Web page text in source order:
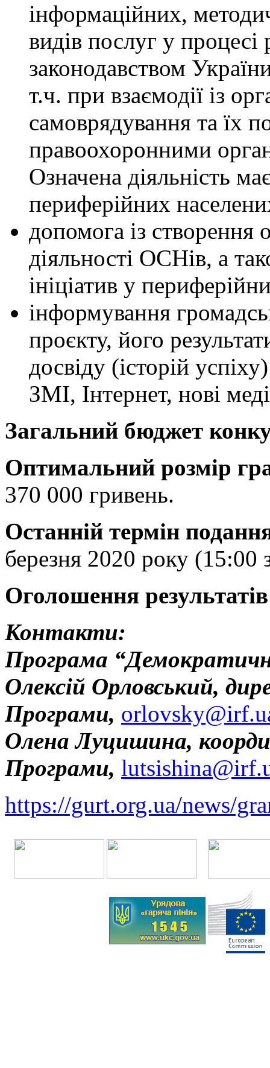
інформаційних,
видів послуг у процесі
законодавством
т.ч. при взаємодії із
самоврядування та їх
правоохоронними
Означена діяльність
периферійних
допомога із створення
діяльності ОСНів, а
ініціатив у
інформування
проєкту, його
досвіду (історій
ЗМІ, Інтернет, нові
Загальний бюджет
Оптимальний розмір
370 000 гривень.
Останній термін
березня 2020 року (15:00
Оголошення результатів
Контакти:
Програма
Олексій Орловський,
Програми,
Олена Луцишина,
Програми,
https://gurt.org.ua/news/